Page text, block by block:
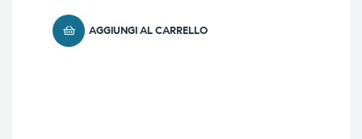
AGGIUNGI AL CARRELLO